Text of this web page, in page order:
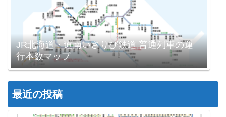
JR北海道・道南いさりび鉄道 普通列車の運
行本数マップ
最近の投稿